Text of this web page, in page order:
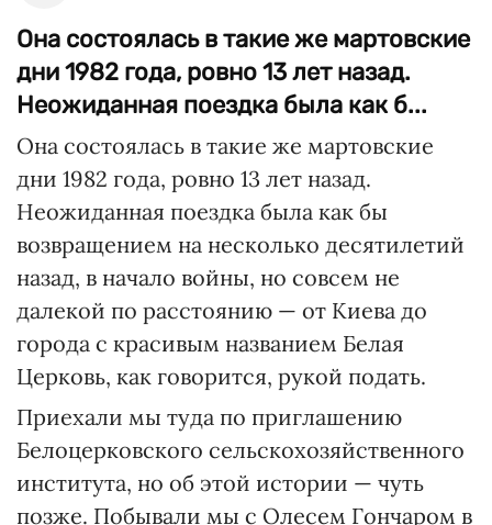
Она состоялась в такие же мартовские
дни 1982 года, ровно 13 лет назад.
Неожиданная поездка была как б...
Она состоялась в такие же мартовские
дни 1982 года, ровно 13 лет назад.
Неожиданная поездка была как бы
возвращением на несколько десятилетий
назад, в начало войны, но совсем не
далекой по расстоянию — от Киева до
города с красивым названием Белая
Церковь, как говорится, рукой подать.
Приехали мы туда по приглашению
Белоцерковского сельскохозяйственного
института, но об этой истории — чуть
позже. Побывали мы с Олесем Гончаром в